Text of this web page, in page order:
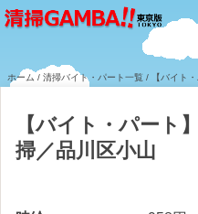
ホーム / 清掃バイト・パート一覧 / 【バイト
【バイト・パート
掃／品川区小山